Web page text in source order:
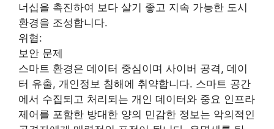
너십을 촉진하여 보다 살기 좋고 지속 가능한 도시
환경을 조성합니다.
위협:
보안 문제
스마트 환경은 데이터 중심이며 사이버 공격, 데이
터 유출, 개인정보 침해에 취약합니다. 스마트 공간
에서 수집되고 처리되는 개인 데이터와 중요 인프라
제어를 포함한 방대한 양의 민감한 정보는 악의적인